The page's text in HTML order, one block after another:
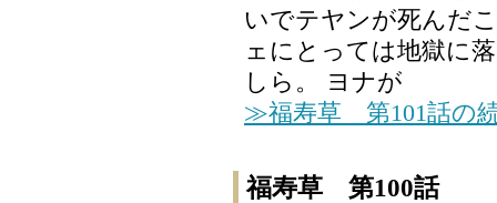
いでテヤンが死んだ
ェにとっては地獄に
しら。 ヨナが
≫福寿草 第101話の
福寿草 第100話